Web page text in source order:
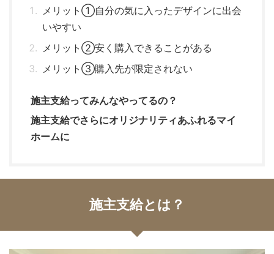
メリット①自分の気に入ったデザインに出会
いやすい
メリット②安く購入できることがある
メリット③購入先が限定されない
施主支給ってみんなやってるの？
施主支給でさらにオリジナリティあふれるマイ
ホームに
施主支給とは？